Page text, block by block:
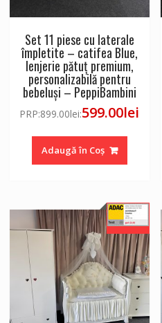
Set 11 piese cu laterale
împletite – catifea Blue,
lenjerie pătuț premium,
personalizabilă pentru
bebeluși – PeppiBambini
PRP:899.00lei:599.00lei
Adaugă în Coș